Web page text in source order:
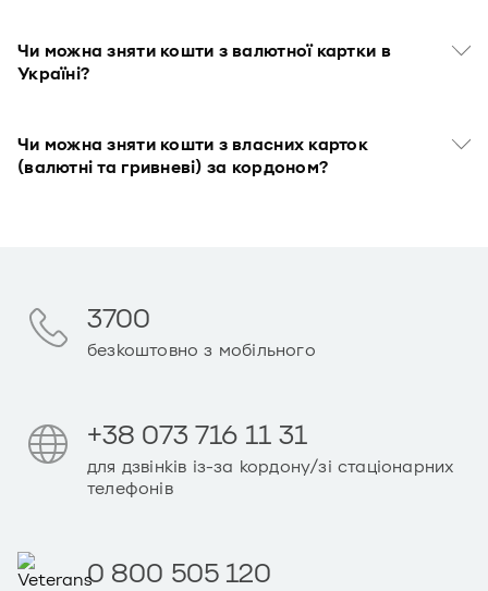
Чи можна зняти кошти з валютної картки в
Україні?
Чи можна зняти кошти з власних карток
(валютні та гривневі) за кордоном?
3700
безкоштовно з мобільного
+38 073 716 11 31
для дзвінків із-за кордону/зі стаціонарних
телефонів
0 800 505 120